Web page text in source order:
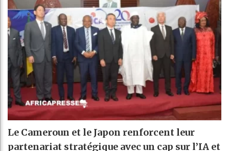
Le Cameroun et le Japon renforcent leur
partenariat stratégique avec un cap sur l’IA et